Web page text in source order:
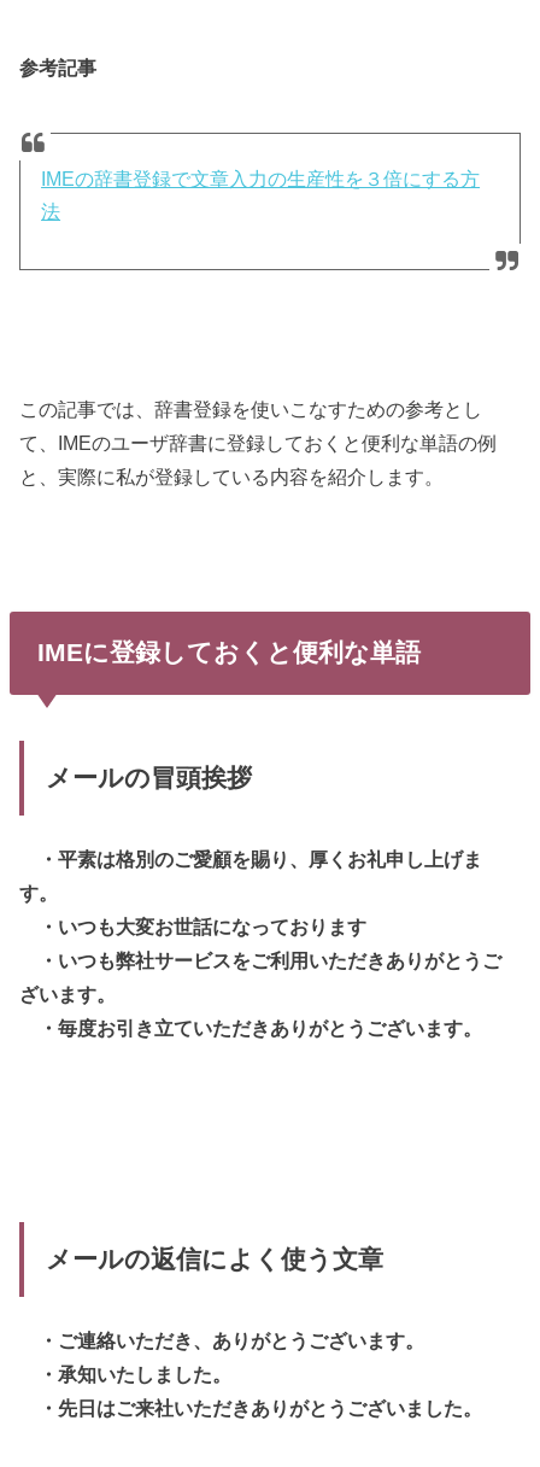
参考記事
IMEの辞書登録で文章入力の生産性を３倍にする方
法
この記事では、辞書登録を使いこなすための参考とし
て、IMEのユーザ辞書に登録しておくと便利な単語の例
と、実際に私が登録している内容を紹介します。
IMEに登録しておくと便利な単語
メールの冒頭挨拶
・平素は格別のご愛顧を賜り、厚くお礼申し上げま
す。
・いつも大変お世話になっております
・いつも弊社サービスをご利用いただきありがとうご
ざいます。
・毎度お引き立ていただきありがとうございます。
メールの返信によく使う文章
・ご連絡いただき、ありがとうございます。
・承知いたしました。
・先日はご来社いただきありがとうございました。